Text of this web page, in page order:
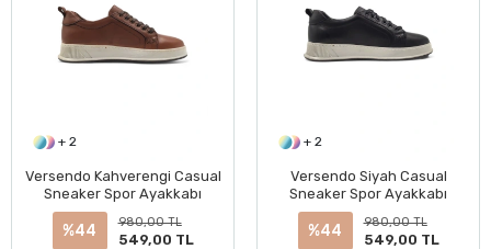
+ 2
Versendo Kahverengi Casual
Sneaker Spor Ayakkabı
%44 980,00 TL
549,00 TL
+ 2
Versendo Siyah Casual
Sneaker Spor Ayakkabı
%44 980,00 TL
549,00 TL